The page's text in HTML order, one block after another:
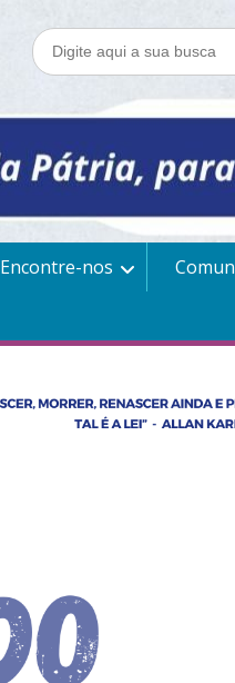
Encontre-nos